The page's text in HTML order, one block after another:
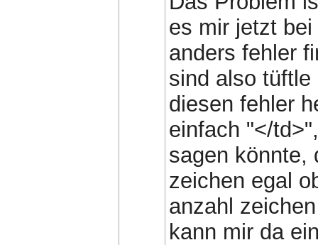
es mir jetzt
anders fehler
sind also
diesen fehler
einfach "</
sagen könnte,
zeichen egal
anzahl
kann mir da